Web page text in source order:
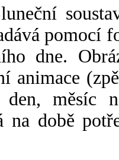
pomocí
dne.
animace
měsíc
na době